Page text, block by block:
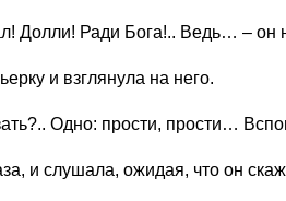
Долли! Ради Бога!.. Ведь… – он
и взглянула на него.
Одно: прости, прости…
и слушала, ожидая, что он